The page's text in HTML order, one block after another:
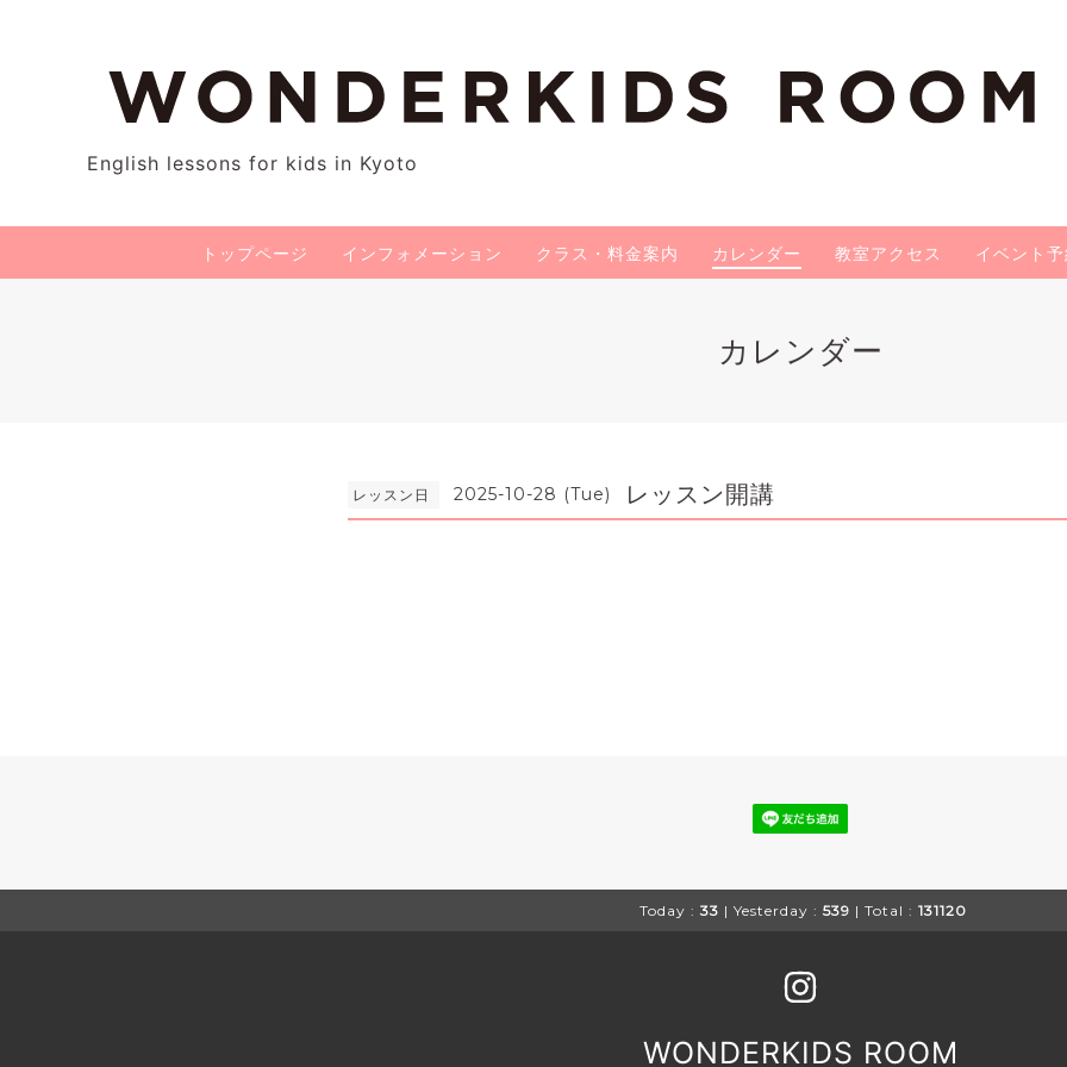
English lessons for kids in Kyoto
トップページ インフォメーション クラス・料金案内 カレンダー 教室アクセス イベント予
カレンダー
レッスン日 2025-10-28 (Tue) レッスン開講
Today : 33 | Yesterday : 539 | Total : 131120
WONDERKIDS ROOM